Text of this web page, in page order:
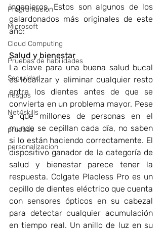
Programación
Microsoft
Cloud Computing
Pruebas de habilidades
Seguridad
riesgos
Net4skills
pruebas
personalizacion
ingenieros. Estos son algunos de los
galardonados más originales de este
año:
Salud y bienestar
La clave para una buena salud bucal
es localizar y eliminar cualquier resto
entre los dientes antes de que se
convierta en un problema mayor. Pese
a que millones de personas en el
mundo se cepillan cada día, no saben
si lo están haciendo correctamente. El
dispositivo ganador de la categoría de
salud y bienestar parece tener la
respuesta. Colgate Plaqless Pro es un
cepillo de dientes eléctrico que cuenta
con sensores ópticos en su cabezal
para detectar cualquier acumulación
en tiempo real. Un anillo de luz en su